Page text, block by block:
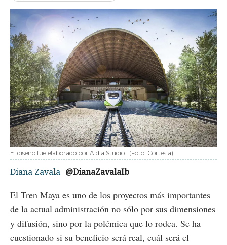
El diseño fue elaborado por Aidia Studio (Foto: Cortesía)
Diana Zavala @DianaZavalaIb
El Tren Maya es uno de los proyectos más importantes
de la actual administración no sólo por sus dimensiones
y difusión, sino por la polémica que lo rodea. Se ha
cuestionado si su beneficio será real, cuál será el